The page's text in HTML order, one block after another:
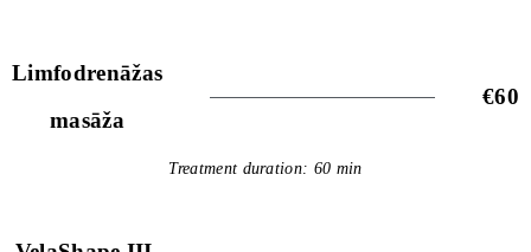
Limfodrenāžas
masāža
€60
Treatment duration: 60 min